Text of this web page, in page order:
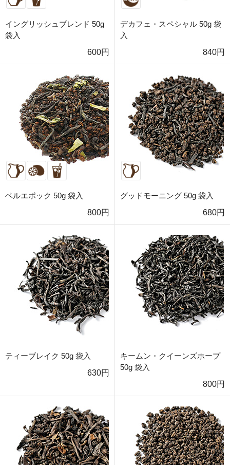
イングリッシュブレンド 50g
袋入
600円
デカフェ・スペシャル 50g 袋
入
840円
ベルエポック 50g 袋入
800円
グッドモーニング 50g 袋入
680円
ティーブレイク 50g 袋入
630円
キームン・クイーンズホープ
50g 袋入
800円